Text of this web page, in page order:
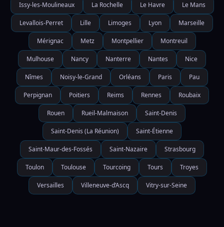
Issy-les-Moulineaux La Rochelle Le Havre Le Mans
Levallois-Perret Lille Limoges Lyon Marseille
Mérignac Metz Montpellier Montreuil
Mulhouse Nancy Nanterre Nantes Nice
Nîmes Noisy-le-Grand Orléans Paris Pau
Perpignan Poitiers Reims Rennes Roubaix
Rouen Rueil-Malmaison Saint-Denis
Saint-Denis (La Réunion) Saint-Étienne
Saint-Maur-des-Fossés Saint-Nazaire Strasbourg
Toulon Toulouse Tourcoing Tours Troyes
Versailles Villeneuve-d’Ascq Vitry-sur-Seine